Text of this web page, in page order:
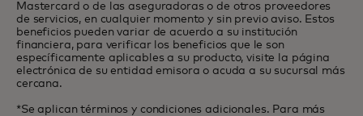
Mastercard o de las aseguradoras o de otros proveedores
de servicios, en cualquier momento y sin previo aviso. Estos
beneficios pueden variar de acuerdo a su institución
financiera, para verificar los beneficios que le son
específicamente aplicables a su producto, visite la página
electrónica de su entidad emisora o acuda a su sucursal más
cercana.
*Se aplican términos y condiciones adicionales. Para más